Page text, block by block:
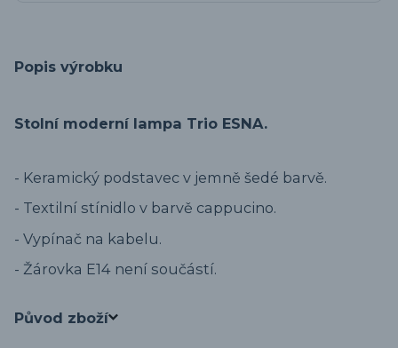
Popis výrobku
Stolní moderní lampa Trio ESNA.
- Keramický podstavec v jemně šedé barvě.
- Textilní stínidlo v barvě cappucino.
- Vypínač na kabelu.
- Žárovka E14 není součástí.
Původ zboží